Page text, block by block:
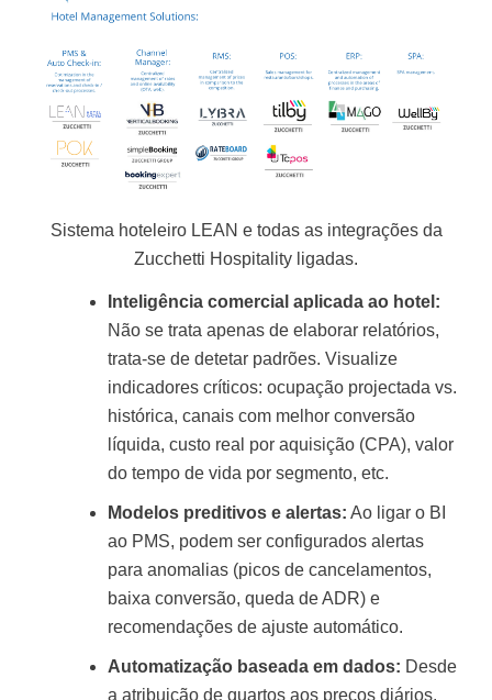
Sistema hoteleiro LEAN e todas as integrações da
Zucchetti Hospitality ligadas.
Inteligência comercial aplicada ao hotel:
Não se trata apenas de elaborar relatórios,
trata-se de detetar padrões. Visualize
indicadores críticos: ocupação projectada vs.
histórica, canais com melhor conversão
líquida, custo real por aquisição (CPA), valor
do tempo de vida por segmento, etc.
Modelos preditivos e alertas: Ao ligar o BI
ao PMS, podem ser configurados alertas
para anomalias (picos de cancelamentos,
baixa conversão, queda de ADR) e
recomendações de ajuste automático.
Automatização baseada em dados: Desde
a atribuição de quartos aos preços diários.